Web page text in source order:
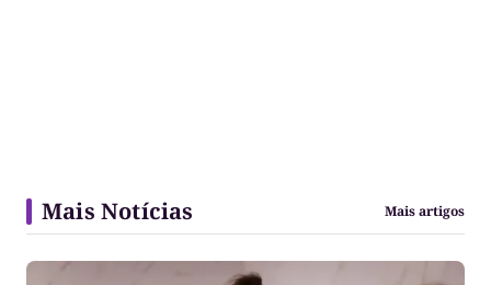
Mais Notícias Mais artigos